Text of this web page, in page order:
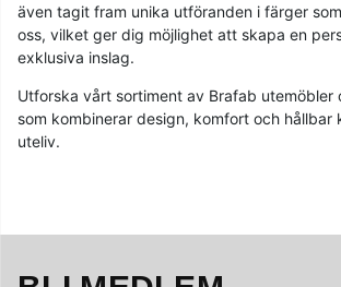
även tagit fram unika utföranden i färger
oss, vilket ger dig möjlighet att skapa en
exklusiva inslag.
Utforska vårt sortiment av Brafab utemöbler
som kombinerar design, komfort och
uteliv.